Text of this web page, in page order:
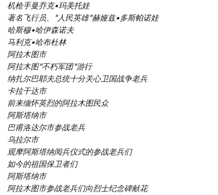
机枪手曼乔克•玛美托娃
著名飞行员、"人民英雄"赫娅兹•多斯帕诺娃
哈斯穆•哈伊森诺夫
马利克•哈布杜林
阿拉木图市
阿拉木图"不朽军团"游行
纳扎尔巴耶夫总统十分关心卫国战争老兵
卡拉干达市
前来缅怀英烈的阿拉木图民众
阿斯塔纳市
巴甫洛达尔市参战老兵
乌拉尔市
观摩阿斯塔纳阅兵仪式的参战老兵们
如今的祖国保卫者们
阿斯塔纳市
阿拉木图市参战老兵们向烈士纪念碑献花